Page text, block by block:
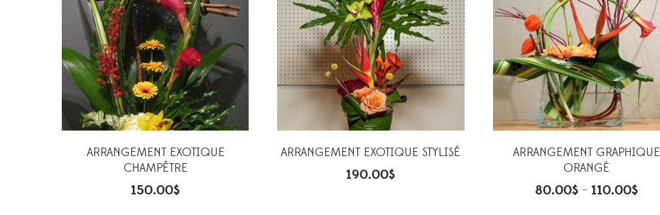
ARRANGEMENT EXOTIQUE
CHAMPÊTRE
150.00$
ARRANGEMENT EXOTIQUE STYLISÉ
190.00$
ARRANGEMENT GRAPHIQUE
ORANGÉ
80.00$– 110.00$